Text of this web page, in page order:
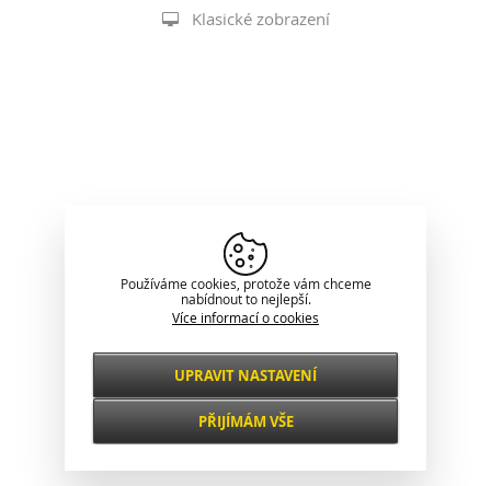
Klasické zobrazení
Používáme cookies, protože vám chceme
nabídnout to nejlepší.
Více informací o cookies
Nezbytné
VŽDY AKTIVNÍ
Funkční a
UPRAVIT NASTAVENÍ
PŘIJÍMÁM VŠE